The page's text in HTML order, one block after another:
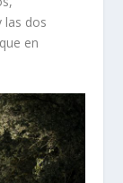
las dos
en